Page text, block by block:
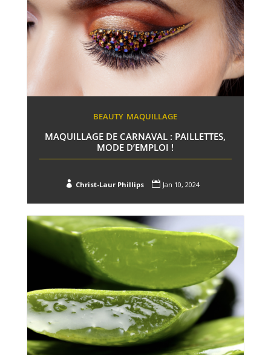
BEAUTY MAQUILLAGE
MAQUILLAGE DE CARNAVAL : PAILLETTES,
MODE D’EMPLOI !
 Christ-Laur Phillips  Jan 10, 2024